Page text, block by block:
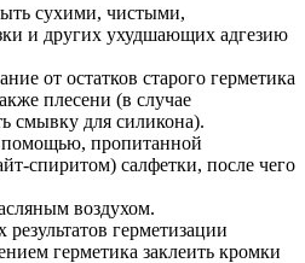
сухими, чистыми,
и других ухудшающих адгезию
от остатков старого герметика
плесени (в случае
смывку для силикона).
помощью, пропитанной
спиритом) салфетки, после чего
воздухом.
герметизации
герметика заклеить кромки